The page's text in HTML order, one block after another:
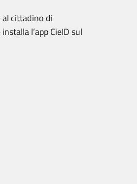
al cittadino di
installa l’app CieID sul